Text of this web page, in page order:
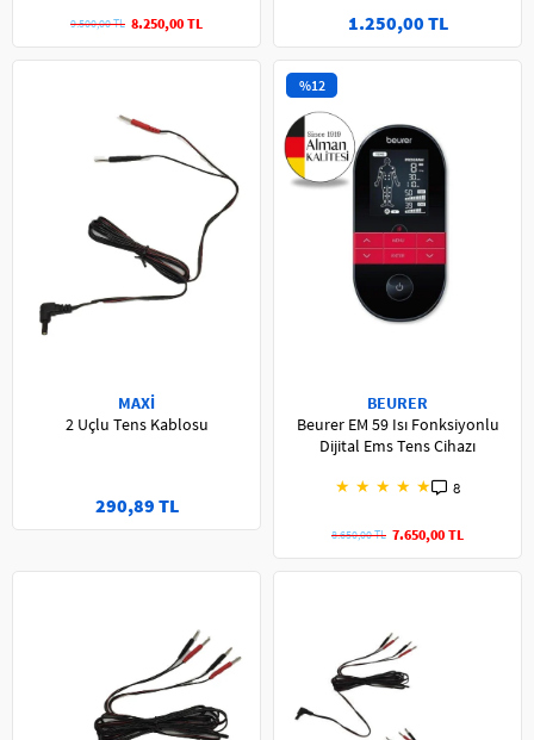
8.250,00 TL
9.500,00 TL 1.250,00 TL
MAXİ
2 Uçlu Tens Kablosu
290,89 TL
BEURER
Beurer EM 59 Isı Fonksiyonlu
Dijital Ems Tens Cihazı
★ ★ ★ ★ ★ 8
7.650,00 TL
8.650,00 TL
%12